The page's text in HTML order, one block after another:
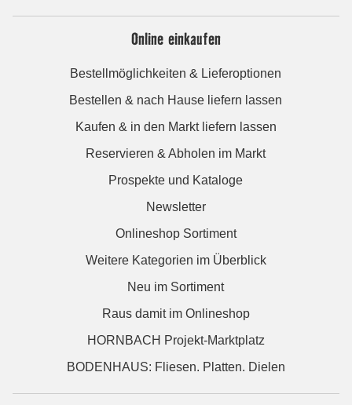
Online einkaufen
Bestellmöglichkeiten & Lieferoptionen
Bestellen & nach Hause liefern lassen
Kaufen & in den Markt liefern lassen
Reservieren & Abholen im Markt
Prospekte und Kataloge
Newsletter
Onlineshop Sortiment
Weitere Kategorien im Überblick
Neu im Sortiment
Raus damit im Onlineshop
HORNBACH Projekt-Marktplatz
BODENHAUS: Fliesen. Platten. Dielen